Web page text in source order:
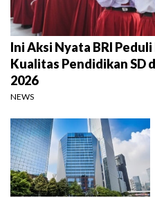
Ini Aksi Nyata BRI
Kualitas Pendidikan SD
2026
NEWS